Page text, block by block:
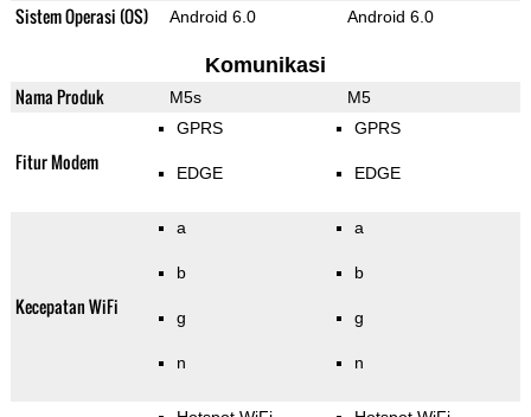
Sistem Operasi (OS) Android 6.0 Android 6.0
Komunikasi
Nama Produk M5s M5
Fitur Modem
GPRS
EDGE
GPRS
EDGE
Kecepatan WiFi
a
b
g
n
a
b
g
n